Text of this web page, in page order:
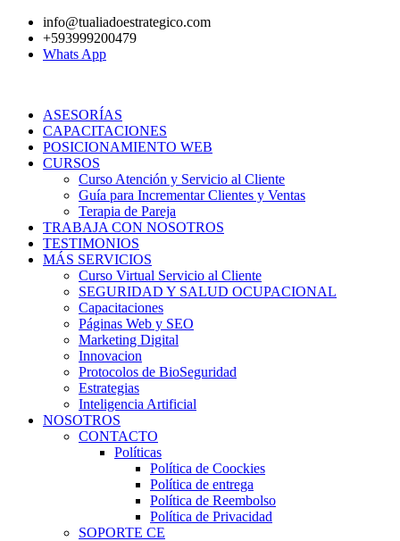
contenido
info@tualiadoestrategico.com
+593999200479
Whats App
ASESORÍAS
CAPACITACIONES
POSICIONAMIENTO WEB
CURSOS
Curso Atención y Servicio al Cliente
Guía para Incrementar Clientes y Ventas
Terapia de Pareja
TRABAJA CON NOSOTROS
TESTIMONIOS
MÁS SERVICIOS
Curso Virtual Servicio al Cliente
SEGURIDAD Y SALUD OCUPACIONAL
Capacitaciones
Páginas Web y SEO
Marketing Digital
Innovacion
Protocolos de BioSeguridad
Estrategias
Inteligencia Artificial
NOSOTROS
CONTACTO
Políticas
Política de Coockies
Política de entrega
Política de Reembolso
Política de Privacidad
SOPORTE CE